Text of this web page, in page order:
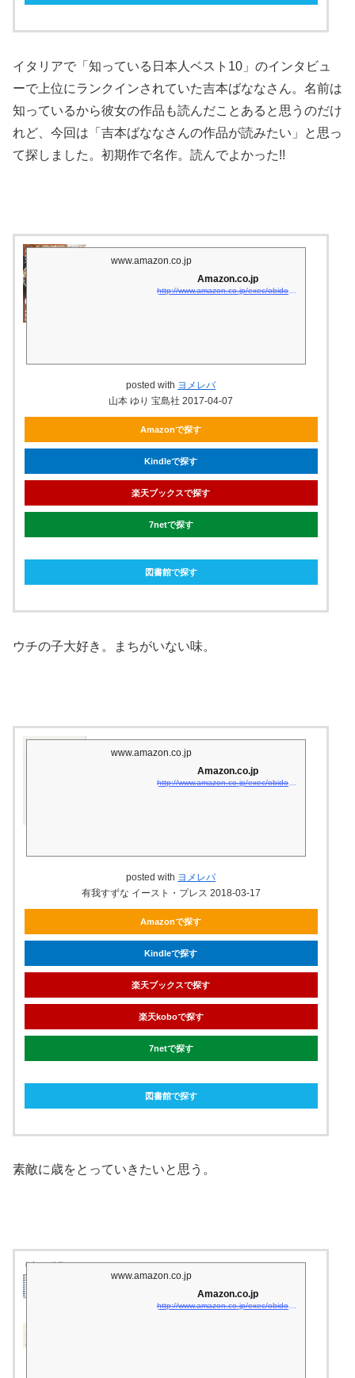
イタリアで「知っている日本人ベスト10」のインタビュ
ーで上位にランクインされていた吉本ばななさん。名前は
知っているから彼女の作品も読んだことあると思うのだけ
れど、今回は「吉本ばななさんの作品が読みたい」と思っ
て探しました。初期作で名作。読んでよかった!!
www.amazon.co.jp
Amazon.co.jp
http://www.amazon.co.jp/exec/obidos/asin/4800269393/matsukiyoko02-22/
posted with ヨメレバ
山本 ゆり 宝島社 2017-04-07
Amazonで探す
Kindleで探す
楽天ブックスで探す
7netで探す
図書館で探す
ウチの子大好き。まちがいない味。
www.amazon.co.jp
Amazon.co.jp
http://www.amazon.co.jp/exec/obidos/asin/4781616518/matsukiyoko02-22/
posted with ヨメレバ
有我すずな イースト・プレス 2018-03-17
Amazonで探す
Kindleで探す
楽天ブックスで探す
楽天koboで探す
7netで探す
図書館で探す
素敵に歳をとっていきたいと思う。
www.amazon.co.jp
Amazon.co.jp
http://www.amazon.co.jp/exec/obidos/asin/4781616291/matsukiyoko02-22/